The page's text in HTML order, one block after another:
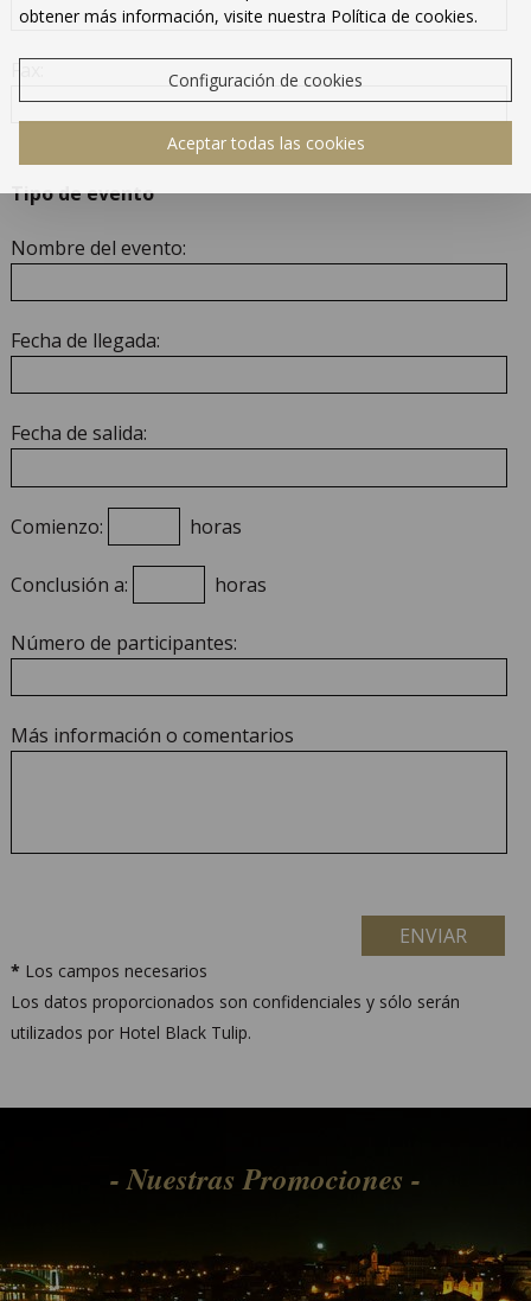
Tipo de evento
Nombre del evento:
Fecha de llegada:
Fecha de salida:
Comienzo: horas
Conclusión a: horas
Número de participantes:
Más información o comentarios
ENVIAR
* Los campos necesarios
Los datos proporcionados son confidenciales y sólo serán
utilizados por Hotel Black Tulip.
- Nuestras Promociones -
obtener más información, visite nuestra Política de cookies.
Configuración de cookies
Aceptar todas las cookies